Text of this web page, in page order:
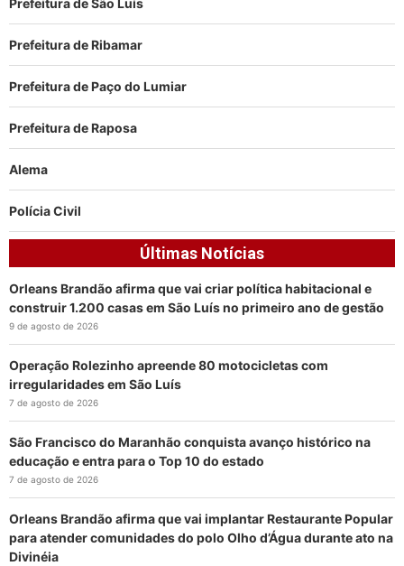
Prefeitura de São Luís
Prefeitura de Ribamar
Prefeitura de Paço do Lumiar
Prefeitura de Raposa
Alema
Polícia Civil
Últimas Notícias
Orleans Brandão afirma que vai criar política habitacional e
construir 1.200 casas em São Luís no primeiro ano de gestão
9 de agosto de 2026
Operação Rolezinho apreende 80 motocicletas com
irregularidades em São Luís
7 de agosto de 2026
São Francisco do Maranhão conquista avanço histórico na
educação e entra para o Top 10 do estado
7 de agosto de 2026
Orleans Brandão afirma que vai implantar Restaurante Popular
para atender comunidades do polo Olho d’Água durante ato na
Divinéia